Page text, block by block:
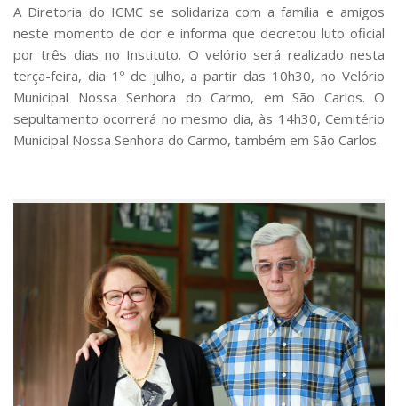
A Diretoria do ICMC se solidariza com a família e amigos
neste momento de dor e informa que decretou luto oficial
por três dias no Instituto. O velório será realizado nesta
terça-feira, dia 1º de julho, a partir das 10h30, no Velório
Municipal Nossa Senhora do Carmo, em São Carlos. O
sepultamento ocorrerá no mesmo dia, às 14h30, Cemitério
Municipal Nossa Senhora do Carmo, também em São Carlos.